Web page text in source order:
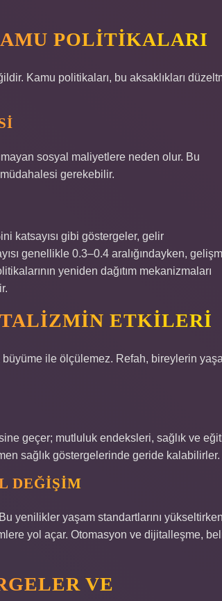
POLITIKALARI
Kamu politikaları, bu aksaklıkları
sosyal maliyetlere neden olur. Bu
gerekebilir.
katsayısı gibi göstergeler, gelir
genellikle 0.3–0.4 aralığındayken,
yeniden dağıtım mekanizmaları
ETKILERI
ile ölçülemez. Refah, bireylerin
geçer; mutluluk endeksleri, sağlık ve
sağlık göstergelerinde geride kalabilirler.
DEĞIŞIM
yenilikler yaşam standartlarını
yol açar. Otomasyon ve dijitalleşme,
VE